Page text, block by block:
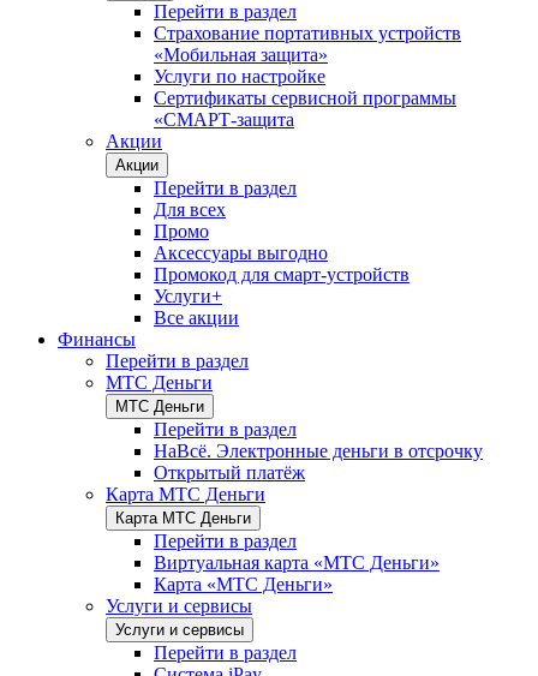
Перейти в раздел
Страхование портативных устройств
«Мобильная защита»
Услуги по настройке
Сертификаты сервисной программы
«СМАРТ-защита
Акции
Акции
Перейти в раздел
Для всех
Промо
Аксессуары выгодно
Промокод для смарт-устройств
Услуги+
Все акции
Финансы
Перейти в раздел
МТС Деньги
МТС Деньги
Перейти в раздел
НаВсё. Электронные деньги в отсрочку
Открытый платёж
Карта МТС Деньги
Карта МТС Деньги
Перейти в раздел
Виртуальная карта «МТС Деньги»
Карта «МТС Деньги»
Услуги и сервисы
Услуги и сервисы
Перейти в раздел